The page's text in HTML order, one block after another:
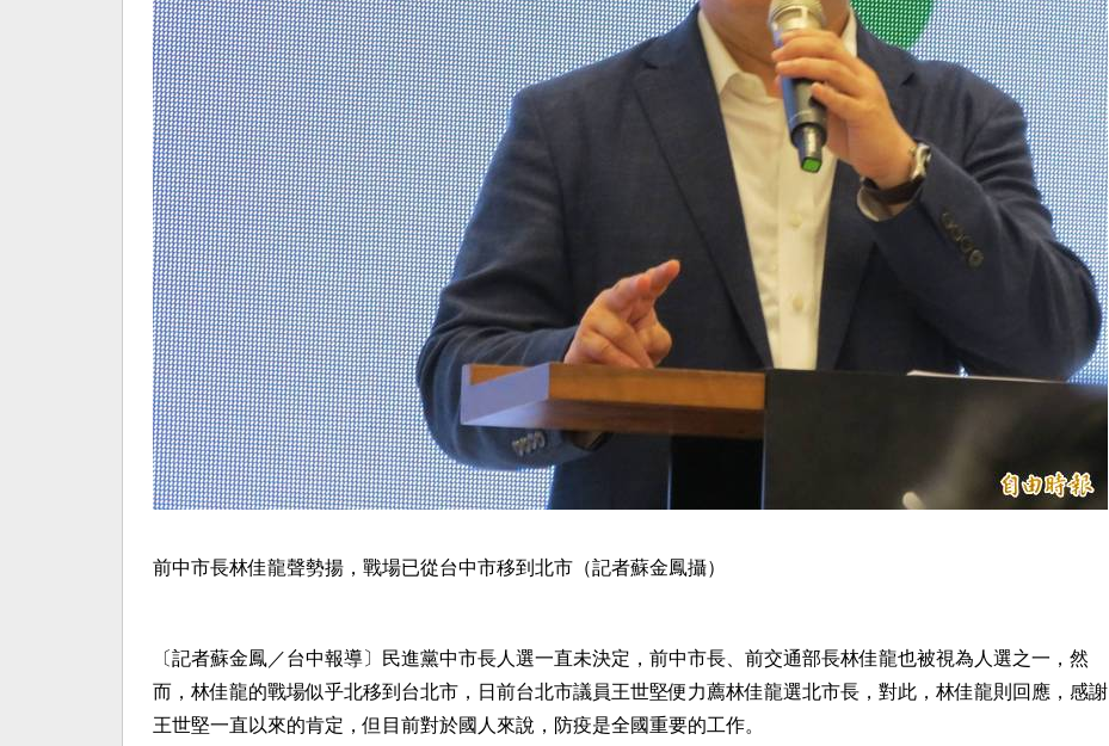
前中市長林佳龍聲勢揚，戰場已從台中市移到北市（記者蘇金鳳攝）
〔記者蘇金鳳／台中報導〕民進黨中市長人選一直未決定，前中市長、前交通部長林佳龍也被視為人選之一，然
而，林佳龍的戰場似乎北移到台北市，日前台北市議員王世堅便力薦林佳龍選北市長，對此，林佳龍則回應，感謝
王世堅一直以來的肯定，但目前對於國人來說，防疫是全國重要的工作。